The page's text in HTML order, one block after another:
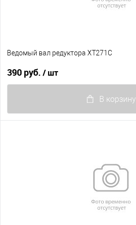
Ведомый вал редуктора XT271C
390 руб. / шт
В корзину